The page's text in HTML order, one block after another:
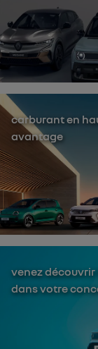
carburant en
avantage
venez découvrir
dans votre